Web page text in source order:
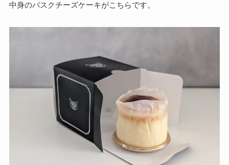
中身のバスクチーズケーキがこちらです。